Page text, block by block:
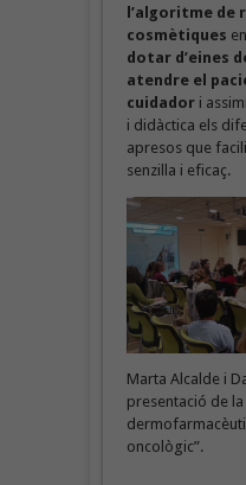
l’algoritme de
cosmètiques
dotar d’eines
atendre el
cuidador i
i didàctica els
apresos que
senzilla i eficaç.
Marta Alcalde i
presentació de
oncològic”.